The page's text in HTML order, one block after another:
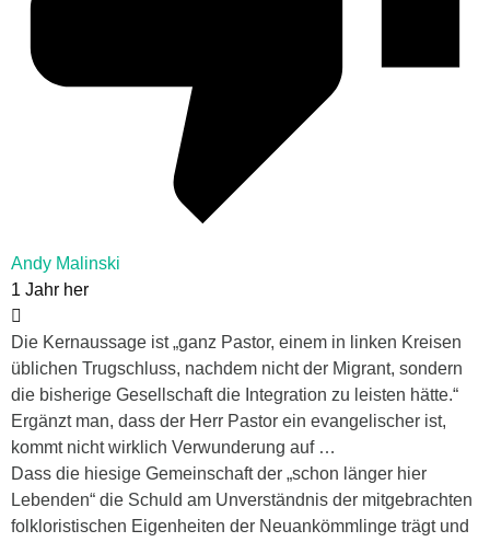
Andy Malinski
1 Jahr her
Die Kernaussage ist „ganz Pastor, einem in linken Kreisen
üblichen Trugschluss, nachdem nicht der Migrant, sondern
die bisherige Gesellschaft die Integration zu leisten hätte.“
Ergänzt man, dass der Herr Pastor ein evangelischer ist,
kommt nicht wirklich Verwunderung auf …
Dass die hiesige Gemeinschaft der „schon länger hier
Lebenden“ die Schuld am Unverständnis der mitgebrachten
folkloristischen Eigenheiten der Neuankömmlinge trägt und